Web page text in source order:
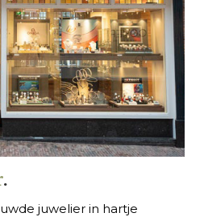
.
juwelier in hartje